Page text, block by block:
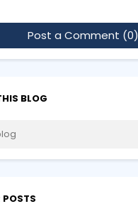
Post a Comment (0)
BLOG
POSTS